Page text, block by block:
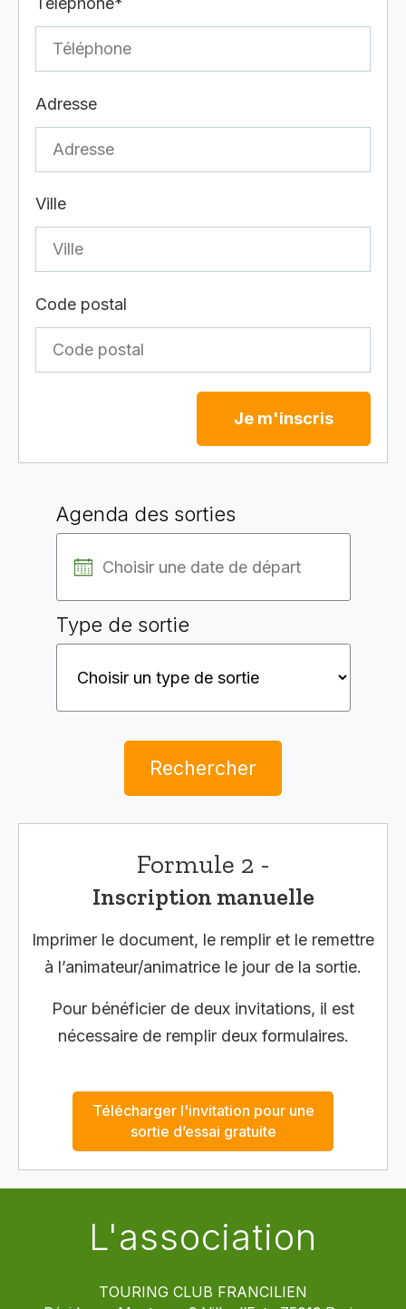
Adresse
Ville
Code postal
Je m'inscris
Agenda des sorties
Type de sortie
Rechercher
Formule 2 -
Inscription manuelle
Imprimer le document, le remplir et le remettre
à l’animateur/animatrice le jour de la sortie.
Pour bénéficier de deux invitations, il est
nécessaire de remplir deux formulaires.
Télécharger l'invitation pour une
sortie d’essai gratuite
L'association
TOURING CLUB FRANCILIEN